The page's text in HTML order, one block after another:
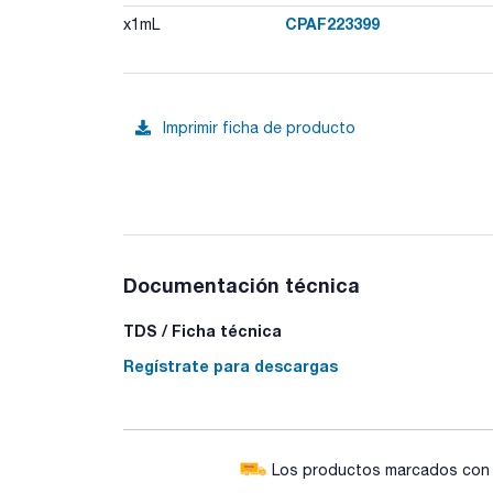
x1mL CPAF223399
Imprimir ficha de producto
Documentación técnica
TDS / Ficha técnica
Regístrate para descargas
Los productos marcados